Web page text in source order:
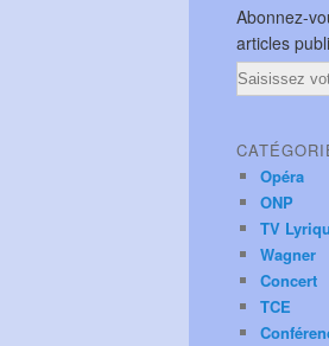
Abonnez-
articles
Email
Opéra
ONP
TV
Wagner
Concert
TCE